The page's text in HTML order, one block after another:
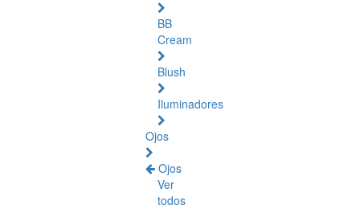
BB
Cream
Blush
Iluminadores
Ojos
Ojos
Ver
todos